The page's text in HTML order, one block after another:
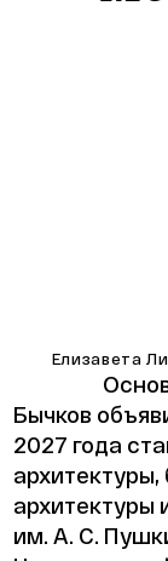
Елизавета
Бычков
2027 года
им. А. С.